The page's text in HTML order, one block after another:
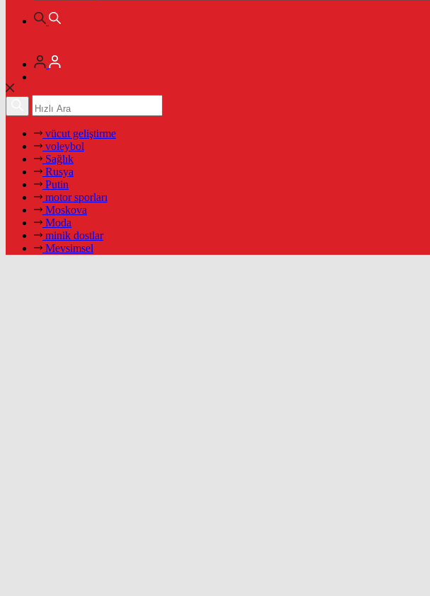
vücut geliştirme
voleybol
Sağlık
Rusya
Putin
motor sporları
Moskova
Moda
minik dostlar
Mevsimsel